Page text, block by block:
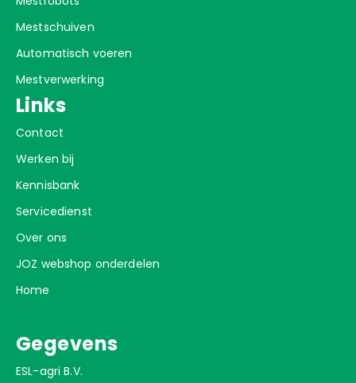
Mestschuiven
Automatisch voeren
Mestverwerking
Links
Contact
Werken bij
Kennisbank
Servicedienst
Over ons
JOZ webshop onderdelen
Home
Gegevens
ESL-agri B.V.